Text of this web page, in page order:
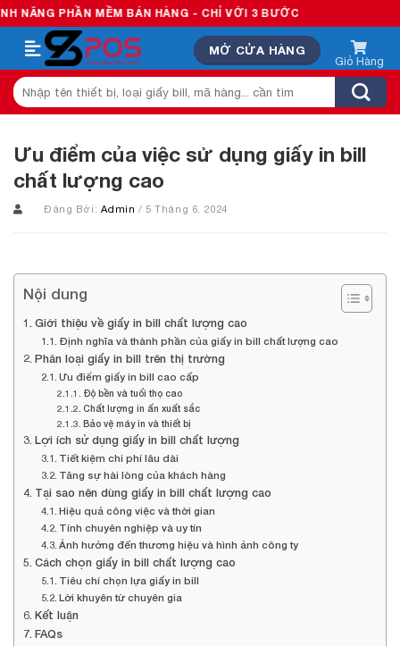
Skip
to
content
MỀM BÁN HÀNG - CHỈ VỚI 3 BƯỚC
MỞ CỬA HÀNG
Tìm
kiếm:
Ưu điểm của việc sử dụng giấy in bill
chất lượng cao
Đăng Bởi: Admin/ 5 Tháng 6, 2024
Nội dung
Giới thiệu về giấy in bill chất lượng cao
Định nghĩa và thành phần của giấy in bill chất lượng cao
Phân loại giấy in bill trên thị trường
Ưu điểm giấy in bill cao cấp
Độ bền và tuổi thọ cao
Chất lượng in ấn xuất sắc
Bảo vệ máy in và thiết bị
Lợi ích sử dụng giấy in bill chất lượng
Tiết kiệm chi phí lâu dài
Tăng sự hài lòng của khách hàng
Tại sao nên dùng giấy in bill chất lượng cao
Hiệu quả công việc và thời gian
Tính chuyên nghiệp và uy tín
Ảnh hưởng đến thương hiệu và hình ảnh công ty
Cách chọn giấy in bill chất lượng cao
Tiêu chí chọn lựa giấy in bill
Lời khuyên từ chuyên gia
Kết luận
FAQs